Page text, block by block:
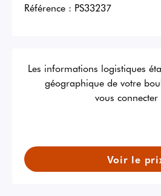
Référence : PS33237
Les informations logistiques
géographique de votre
vous
Voir le